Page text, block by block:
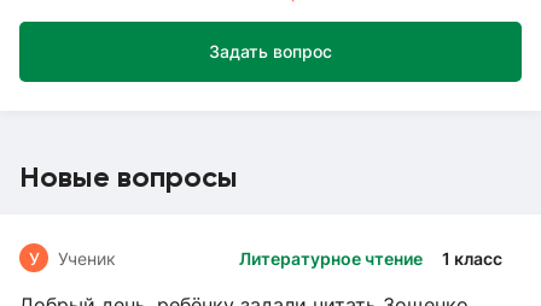
Задать вопрос
Новые вопросы
Литературное чтение 1 класс
У Ученик